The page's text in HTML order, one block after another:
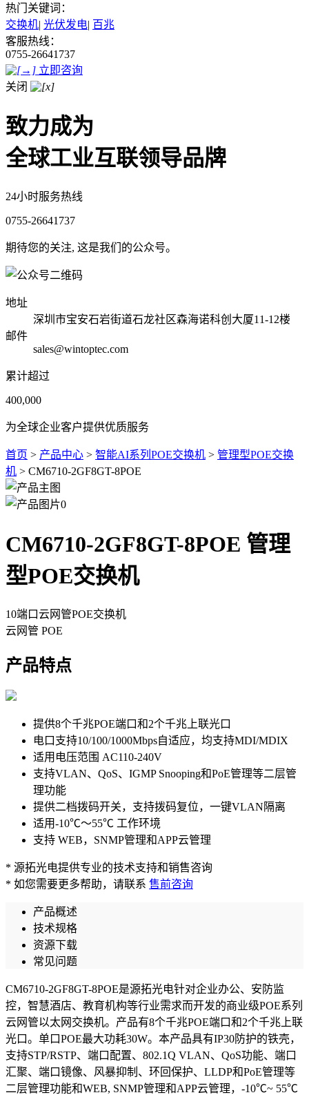
热门关键词：
交换机| 光伏发电| 百兆
客服热线：
0755-26641737
立即咨询
关闭
致力成为
全球工业互联领导品牌
24小时服务热线
0755-26641737
期待您的关注, 这是我们的公众号。
地址
深圳市宝安石岩街道石龙社区森海诺科创大厦11-12楼
邮件
sales@wintoptec.com
累计超过
400,000
为全球企业客户提供优质服务
首页 > 产品中心 > 智能AI系列POE交换机 > 管理型POE交换
机 > CM6710-2GF8GT-8POE
CM6710-2GF8GT-8POE 管理
型POE交换机
10端口云网管POE交换机
云网管 POE
产品特点
提供8个千兆POE端口和2个千兆上联光口
电口支持10/100/1000Mbps自适应，均支持MDI/MDIX
适用电压范围 AC110-240V
支持VLAN、QoS、IGMP Snooping和PoE管理等二层管
理功能
提供二档拨码开关，支持拨码复位，一键VLAN隔离
适用-10℃～55℃ 工作环境
支持 WEB，SNMP管理和APP云管理
* 源拓光电提供专业的技术支持和销售咨询
* 如您需要更多帮助，请联系 售前咨询
产品概述
技术规格
资源下载
常见问题
CM6710-2GF8GT-8POE是源拓光电针对企业办公、安防监
控，智慧酒店、教育机构等行业需求而开发的商业级POE系列
云网管以太网交换机。产品有8个千兆POE端口和2个千兆上联
光口。单口POE最大功耗30W。本产品具有IP30防护的铁壳，
支持STP/RSTP、端口配置、802.1Q VLAN、QoS功能、端口
汇聚、端口镜像、风暴抑制、环回保护、LLDP和PoE管理等
二层管理功能和WEB, SNMP管理和APP云管理，-10℃~ 55℃